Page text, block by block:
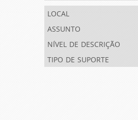
local
assunto
nível de descrição
tipo de suporte